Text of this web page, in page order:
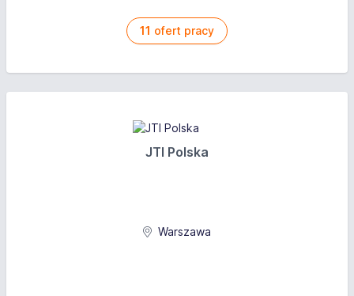
11 ofert pracy
JTI Polska
Warszawa